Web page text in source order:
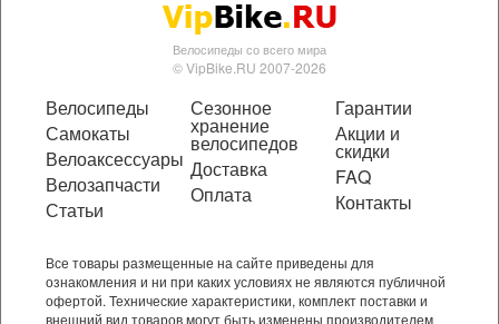
Велосипеды со всего мира
© VipBike.RU 2007-2026
Велосипеды
Самокаты
Велоаксессуары
Велозапчасти
Статьи
Сезонное
хранение
велосипедов
Доставка
Оплата
Гарантии
Акции и
скидки
FAQ
Контакты
Все товары размещенные на сайте приведены для
ознакомления и ни при каких условиях не являются публичной
офертой. Технические характеристики, комплект поставки и
внешний вид товаров могут быть изменены производителем